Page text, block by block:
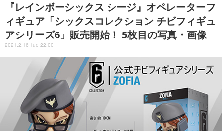
『レインボーシックス シージ』オペレーターフ
ィギュア「シックスコレクション チビフィギュ
アシリーズ6」販売開始！ 5枚目の写真・画像
2021.2.16 Tue 22:00